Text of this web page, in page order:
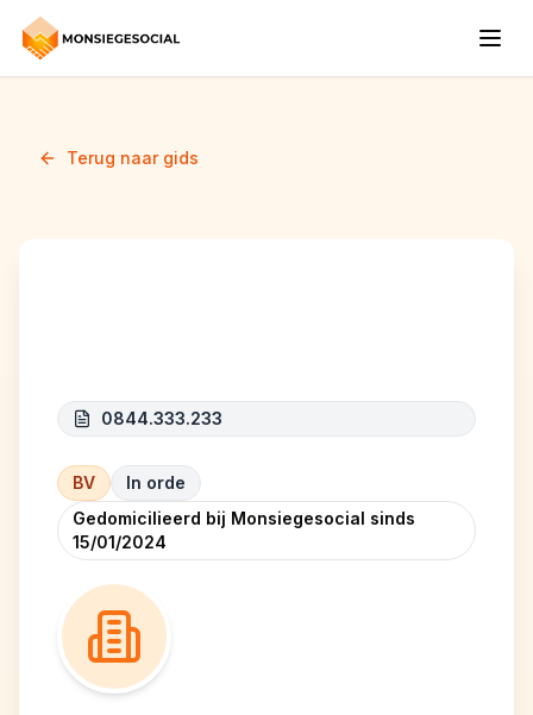
Terug naar gids
0844.333.233
BV
In orde
Gedomicilieerd bij Monsiegesocial sinds
15/01/2024